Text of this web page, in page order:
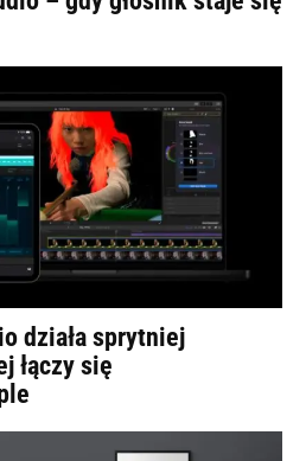
działa sprytniej
łączy się